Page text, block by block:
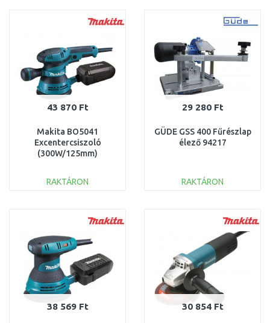
Összehasonlítás Összehasonlítás
43 870 Ft
Makita BO5041
Excentercsiszoló
(300W/125mm)
RAKTÁRON
Összehasonlítás
29 280 Ft
GÜDE GSS 400 Fűrészlap
élező 94217
RAKTÁRON
Összehasonlítás
38 569 Ft 30 854 Ft